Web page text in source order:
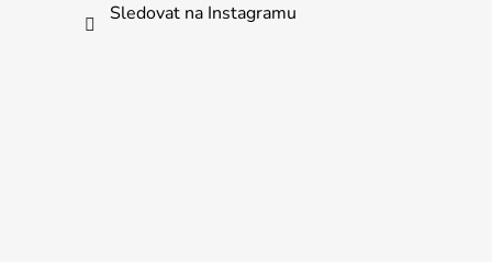
Sledovat na Instagramu